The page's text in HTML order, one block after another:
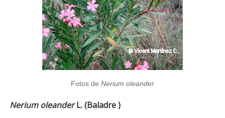
Fotos de Nerium oleander
Nerium oleander L.(Baladre )